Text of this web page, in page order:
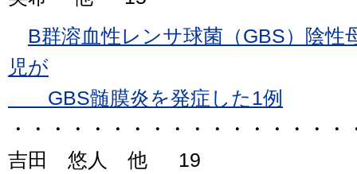
B群溶血性レンサ球菌（GBS）陰性
児が
GBS髄膜炎を発症した1例
・・・・・・・・・・・・・・・・
吉田 悠人 他 19